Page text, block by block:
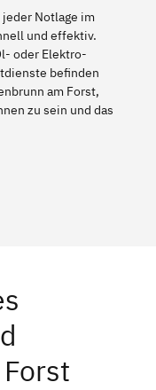
Notlage im
und effektiv.
oder Elektro-
befinden
am Forst,
zu sein und das